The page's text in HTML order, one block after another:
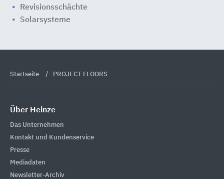
Revisionsschächte
Solarsysteme
Startseite PROJECT FLOORS
Über Heinze
Das Unternehmen
Kontakt und Kundenservice
Presse
Mediadaten
Newsletter-Archiv